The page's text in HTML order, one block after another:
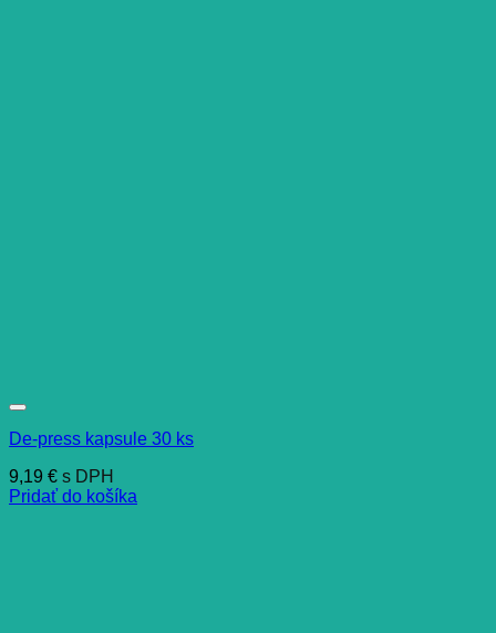
De-press kapsule 30 ks
9,19 € s DPH
Pridať do košíka